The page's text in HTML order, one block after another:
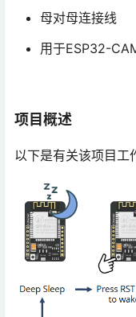
母对母连接线
用于ESP32-
项目概述
以下是有关该项目工